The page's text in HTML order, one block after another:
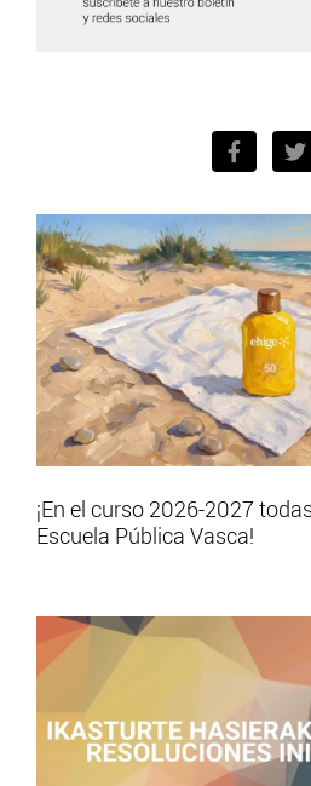
¡En el curso 2026-2027
Escuela Pública Vasca!